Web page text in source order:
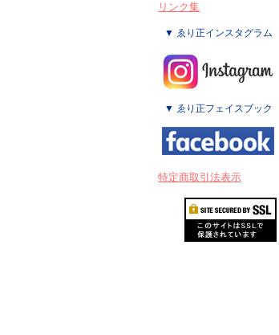
リンク集
▼ ゑり正インスタグラム
▼ ゑり正フェイスブック
特定商取引法表示